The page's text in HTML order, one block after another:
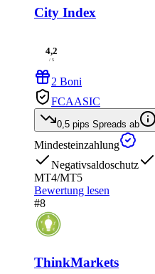
City Index
4,2
/ 5
2 Boni
FCAASIC
0,5 pips Spreads ab
Mindesteinzahlung
Negativsaldoschutz
MT4/MT5
Bewertung lesen
#8
ThinkMarkets